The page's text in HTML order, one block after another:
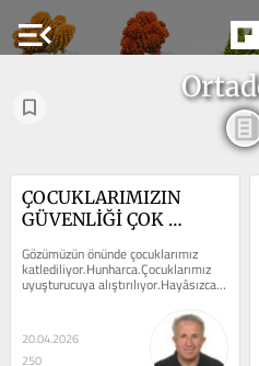
menu_open
ÇOCUKLARIMIZIN
GÜVENLİĞİ ÇOK
KORUYACAĞIZ?
Gözümüzün önünde çocuklarımız
katlediliyor.Hunharca.Çocuklarımız
uyuşturucuya alıştırılıyor.Hayâsızca.
Hayatını güvenliğe,...
20.04.2026
250